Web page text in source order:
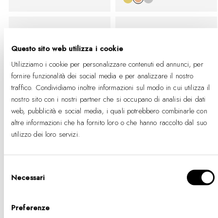
Questo sito web utilizza i cookie
Utilizziamo i cookie per personalizzare contenuti ed annunci, per
fornire funzionalità dei social media e per analizzare il nostro
traffico. Condividiamo inoltre informazioni sul modo in cui utilizza il
nostro sito con i nostri partner che si occupano di analisi dei dati
web, pubblicità e social media, i quali potrebbero combinarle con
altre informazioni che ha fornito loro o che hanno raccolto dal suo
utilizzo dei loro servizi.
delNecessari
Preferenze
-40%
Crystal Zodiac Chain
Necklace Rose Gold
di
scontato